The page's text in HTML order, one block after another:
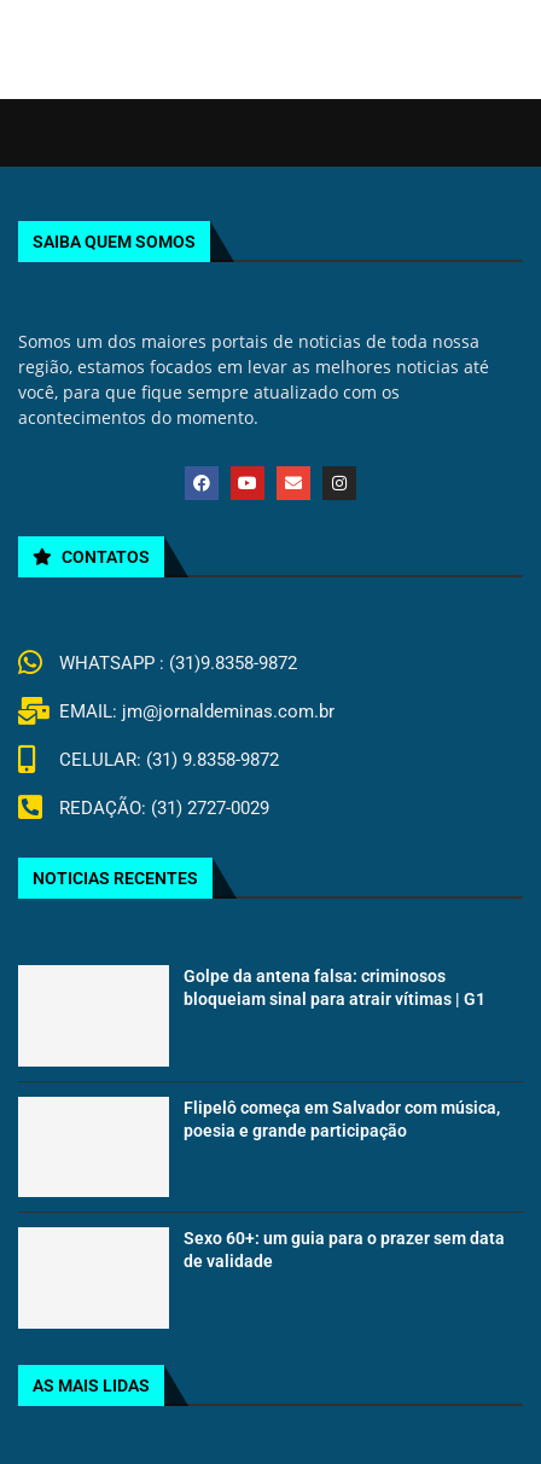
SAIBA QUEM SOMOS
Somos um dos maiores portais de noticias de toda nossa
região, estamos focados em levar as melhores noticias até
você, para que fique sempre atualizado com os
acontecimentos do momento.
CONTATOS
WHATSAPP : (31)9.8358-9872
EMAIL: jm@jornaldeminas.com.br
CELULAR: (31) 9.8358-9872
REDAÇÃO: (31) 2727-0029
NOTICIAS RECENTES
Golpe da antena falsa: criminosos
bloqueiam sinal para atrair vítimas | G1
Flipelô começa em Salvador com música,
poesia e grande participação
Sexo 60+: um guia para o prazer sem data
de validade
AS MAIS LIDAS